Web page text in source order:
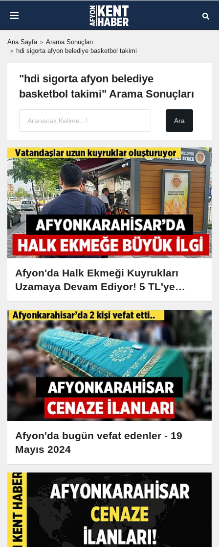
Ana Sayfa
Arama Sonuçları
hdi sigorta afyon belediye basketbol takimi
"hdi sigorta afyon belediye
basketbol takimi" Arama Sonuçları
Afyon'da Halk Ekmeği Kuyrukları
Uzamaya Devam Ediyor! 5 TL'ye
Ekmek Almak İçin Vatandaşlar
Büfelerde Sıra Bekliyor
Afyon'da bugün vefat edenler - 19
Mayıs 2024